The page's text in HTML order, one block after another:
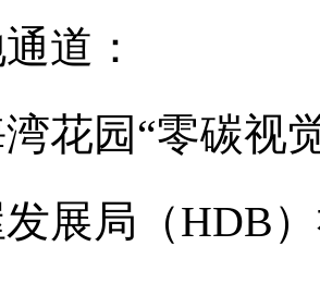
道：
园“零碳视
局（HDB）